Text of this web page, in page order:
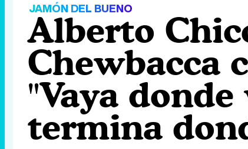
JAMÓN DEL BUENO
Alberto
Chewbacca
"Vaya
termina